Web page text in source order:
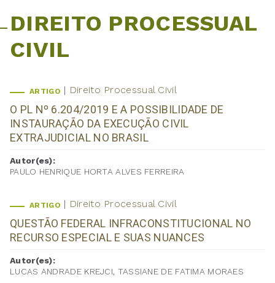
DIREITO PROCESSUAL
CIVIL
ARTIGO Direito Processual Civil
O PL Nº 6.204/2019 E A POSSIBILIDADE DE
INSTAURAÇÃO DA EXECUÇÃO CIVIL
EXTRAJUDICIAL NO BRASIL
Autor(es):
PAULO HENRIQUE HORTA ALVES FERREIRA
ARTIGO Direito Processual Civil
QUESTÃO FEDERAL INFRACONSTITUCIONAL NO
RECURSO ESPECIAL E SUAS NUANCES
Autor(es):
LUCAS ANDRADE KREJCI, TASSIANE DE FATIMA MORAES